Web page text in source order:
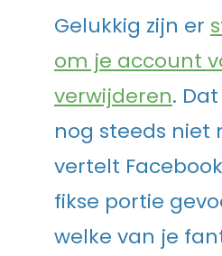
Gelukkig zijn er
om je account
verwijderen.
nog steeds niet
vertelt
fikse portie
welke van je